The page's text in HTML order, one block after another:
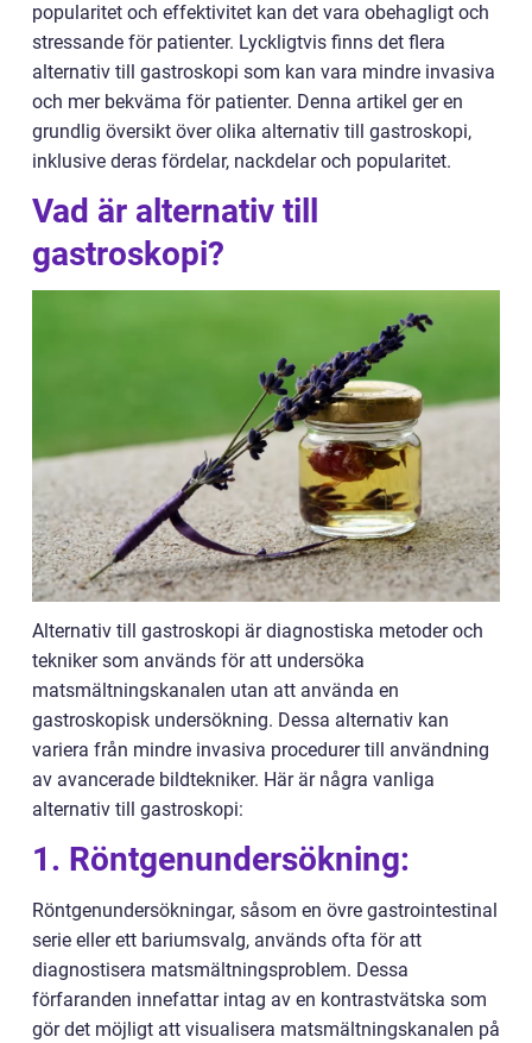
popularitet och effektivitet kan det vara obehagligt och
stressande för patienter. Lyckligtvis finns det flera
alternativ till gastroskopi som kan vara mindre invasiva
och mer bekväma för patienter. Denna artikel ger en
grundlig översikt över olika alternativ till gastroskopi,
inklusive deras fördelar, nackdelar och popularitet.
Vad är alternativ till
gastroskopi?
Alternativ till gastroskopi är diagnostiska metoder och
tekniker som används för att undersöka
matsmältningskanalen utan att använda en
gastroskopisk undersökning. Dessa alternativ kan
variera från mindre invasiva procedurer till användning
av avancerade bildtekniker. Här är några vanliga
alternativ till gastroskopi:
1. Röntgenundersökning:
Röntgenundersökningar, såsom en övre gastrointestinal
serie eller ett bariumsvalg, används ofta för att
diagnostisera matsmältningsproblem. Dessa
förfaranden innefattar intag av en kontrastvätska som
gör det möjligt att visualisera matsmältningskanalen på